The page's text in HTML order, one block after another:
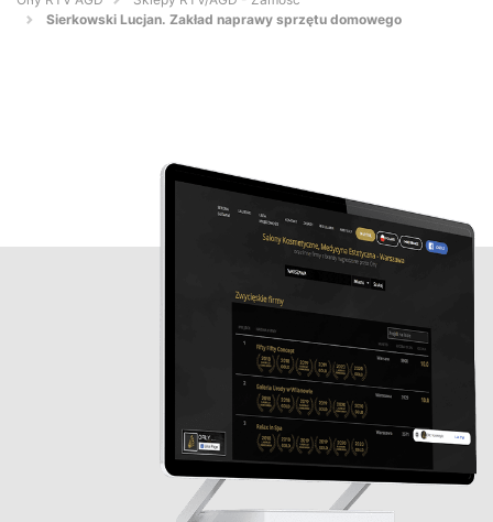
Sierkowski Lucjan. Zakład naprawy sprzętu domowego